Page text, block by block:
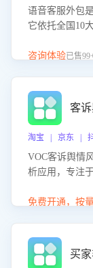
语音客服外包
它依托全国10
客服团队和智
咨询体验已售
客
淘宝 | 京东 |
VOC客诉舆情
析应用，专注
别客户情绪、
能力，阻断差
续提升。
免费开通，按
买